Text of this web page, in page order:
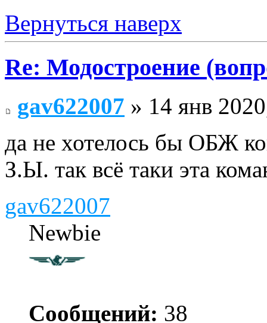
Вернуться наверх
Re: Модостроение
gav622007 » 14 янв
да не хотелось бы ОБЖ
З.Ы. так всё таки эта
gav622007
Newbie
Сообщений: 38